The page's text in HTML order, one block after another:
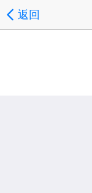
返回